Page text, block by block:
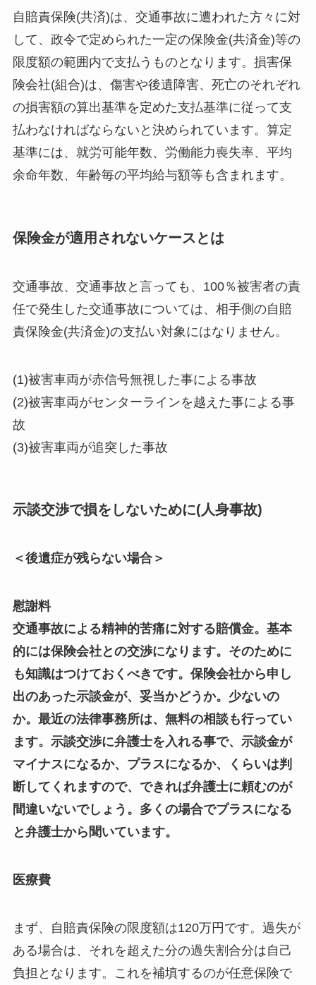
自賠責保険(共済)は、交通事故に遭われた方々に対
して、政令で定められた一定の保険金(共済金)等の
限度額の範囲内で支払うものとなります。損害保
険会社(組合)は、傷害や後遺障害、死亡のそれぞれ
の損害額の算出基準を定めた支払基準に従って支
払わなければならないと決められています。算定
基準には、就労可能年数、労働能力喪失率、平均
余命年数、年齢毎の平均給与額等も含まれます。
保険金が適用されないケースとは
交通事故、交通事故と言っても、100％被害者の責
任で発生した交通事故については、相手側の自賠
責保険金(共済金)の支払い対象にはなりません。
(1)被害車両が赤信号無視した事による事故
(2)被害車両がセンターラインを越えた事による事
故
(3)被害車両が追突した事故
示談交渉で損をしないために(人身事故)
＜後遺症が残らない場合＞
慰謝料
交通事故による精神的苦痛に対する賠償金。基本
的には保険会社との交渉になります。そのために
も知識はつけておくべきです。保険会社から申し
出のあった示談金が、妥当かどうか。少ないの
か。最近の法律事務所は、無料の相談も行ってい
ます。示談交渉に弁護士を入れる事で、示談金が
マイナスになるか、プラスになるか、くらいは判
断してくれますので、できれば弁護士に頼むのが
間違いないでしょう。多くの場合でプラスになる
と弁護士から聞いています。
医療費
まず、自賠責保険の限度額は120万円です。過失が
ある場合は、それを超えた分の過失割合分は自己
負担となります。これを補填するのが任意保険で